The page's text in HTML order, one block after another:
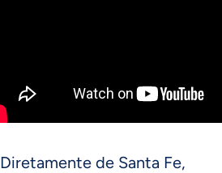
Diretamente de Santa Fe,